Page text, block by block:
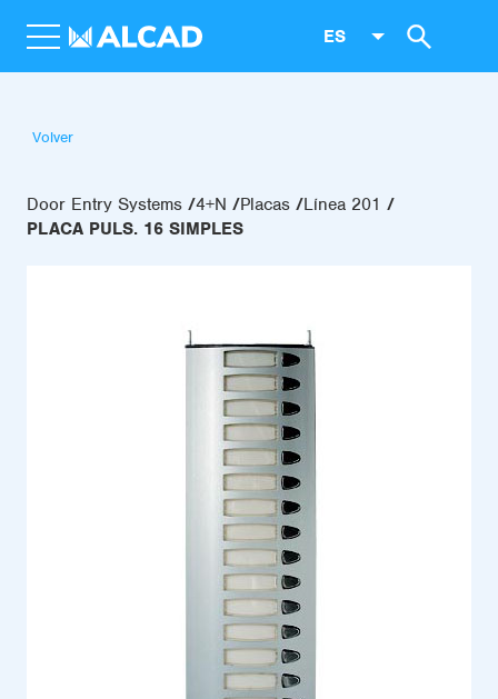
ES
Volver
Door Entry Systems 4+N Placas
Línea 201
PLACA PULS. 16 SIMPLES